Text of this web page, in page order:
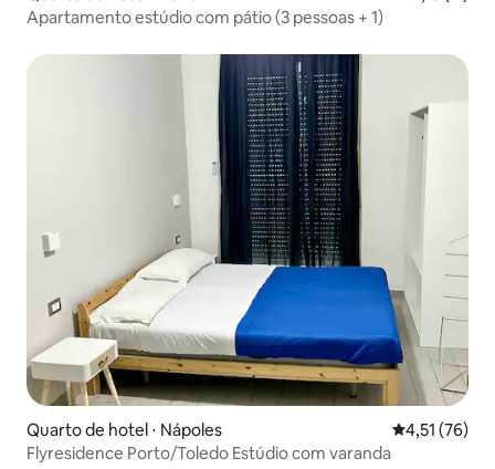
Apartamento estúdio com pátio (3 pessoas + 1)
Quarto de hotel ⋅ Nápoles 4,51 de uma
4,51 (76)
Flyresidence Porto/Toledo Estúdio com varanda